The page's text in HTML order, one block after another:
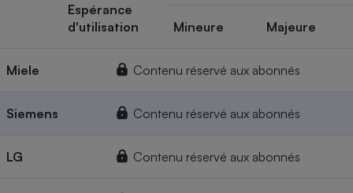
Espérance
d'utilisation
Mineure Majeure
Miele Contenu réservé aux abonnés
Siemens Contenu réservé aux abonnés
LG Contenu réservé aux abonnés